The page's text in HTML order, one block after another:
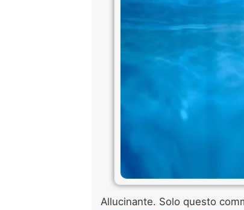
Allucinante. Solo questo